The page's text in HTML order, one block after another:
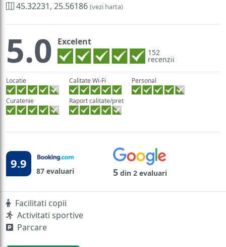
45.32231, 25.56186 (vezi harta)
5.0 Excelent
152
recenzii
Locatie Calitate Wi-Fi Personal
Curatenie Raport calitate/pret
9.9 87 evaluari 5 din 2 evaluari
Facilitati copii
Activitati sportive
Parcare